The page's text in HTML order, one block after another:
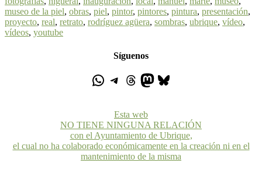
museo de la piel, obras, piel, pintor, pintores, pintura, presentación,
proyecto, real, retrato, rodríguez agüera, sombras, ubrique, vídeo,
vídeos, youtube
Síguenos
Esta web
NO TIENE NINGUNA RELACIÓN
con el Ayuntamiento de Ubrique,
el cual no ha colaborado económicamente en la creación ni en el
mantenimiento de la misma